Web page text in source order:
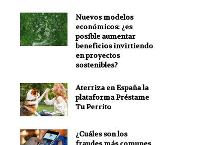
Nuevos modelos
económicos: ¿es
posible aumentar
beneficios invirtiendo
en proyectos
sostenibles?
Aterriza en España la
plataforma Préstame
Tu Perrito
¿Cuáles son los